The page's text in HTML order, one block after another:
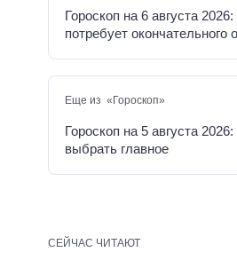
Гороскоп на 6 августа
потребует окончательного
Еще из «Гороскоп»
Гороскоп на 5 августа
выбрать главное
СЕЙЧАС ЧИТАЮТ